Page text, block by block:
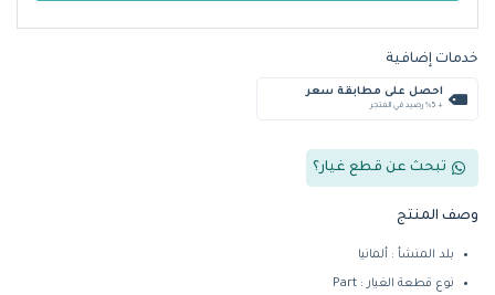
خدمات إضافية
احصل على مطابقة سعر
+ %5 رصيد في المتجر
تبحث عن قطع غيار؟
وصف المنتج
بلد المنشأ : ألمانيا
نوع قطعة الغيار : Part